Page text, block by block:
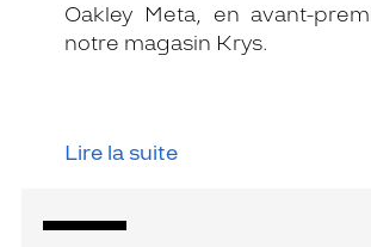
Oakley Meta, en avant-
notre magasin Krys.
Lire la suite